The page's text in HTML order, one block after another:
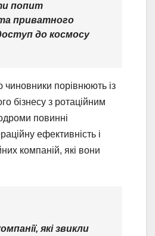
попит
приватного
до космосу
чиновники порівнюють із
бізнесу з ротаційним
повинні
ефективність і
компаній, які вони
які звикли